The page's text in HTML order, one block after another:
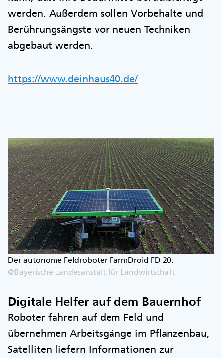
werden. Außerdem sollen Vorbehalte und
Berührungsängste vor neuen Techniken
abgebaut werden.
https://www.deinhaus40.de/
Der autonome Feldroboter FarmDroid FD 20.
@Bayerische Landesanstalt für Landwirtschaft
Digitale Helfer auf dem Bauernhof
Roboter fahren auf dem Feld und
übernehmen Arbeitsgänge im Pflanzenbau,
Satelliten liefern Informationen zur